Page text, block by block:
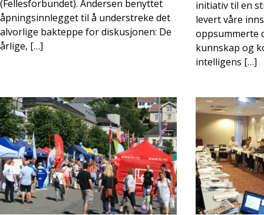
(Fellesforbundet). Andersen benyttet
åpningsinnlegget til å understreke det
alvorlige bakteppe for diskusjonen: De
årlige, […]
initiativ til en
levert våre
oppsummerte
kunnskap og
intelligens […]